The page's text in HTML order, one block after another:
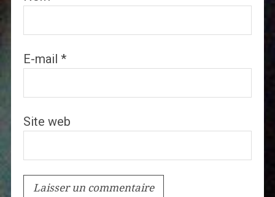
E-mail *
Site web